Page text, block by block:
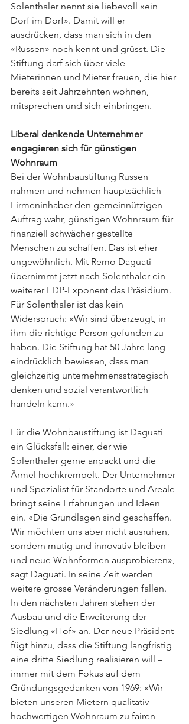
Solenthaler nennt sie liebevoll «ein
Dorf im Dorf». Damit will er
ausdrücken, dass man sich in den
«Russen» noch kennt und grüsst. Die
Stiftung darf sich über viele
Mieterinnen und Mieter freuen, die hier
bereits seit Jahrzehnten wohnen,
mitsprechen und sich einbringen.
Liberal denkende Unternehmer
engagieren sich für günstigen
Wohnraum
Bei der Wohnbaustiftung Russen
nahmen und nehmen hauptsächlich
Firmeninhaber den gemeinnützigen
Auftrag wahr, günstigen Wohnraum für
finanziell schwächer gestellte
Menschen zu schaffen. Das ist eher
ungewöhnlich. Mit Remo Daguati
übernimmt jetzt nach Solenthaler ein
weiterer FDP-Exponent das Präsidium.
Für Solenthaler ist das kein
Widerspruch: «Wir sind überzeugt, in
ihm die richtige Person gefunden zu
haben. Die Stiftung hat 50 Jahre lang
eindrücklich bewiesen, dass man
gleichzeitig unternehmensstrategisch
denken und sozial verantwortlich
handeln kann.»
Für die Wohnbaustiftung ist Daguati
ein Glücksfall: einer, der wie
Solenthaler gerne anpackt und die
Ärmel hochkrempelt. Der Unternehmer
und Spezialist für Standorte und Areale
bringt seine Erfahrungen und Ideen
ein. «Die Grundlagen sind geschaffen.
Wir möchten uns aber nicht ausruhen,
sondern mutig und innovativ bleiben
und neue Wohnformen ausprobieren»,
sagt Daguati. In seine Zeit werden
weitere grosse Veränderungen fallen.
In den nächsten Jahren stehen der
Ausbau und die Erweiterung der
Siedlung «Hof» an. Der neue Präsident
fügt hinzu, dass die Stiftung langfristig
eine dritte Siedlung realisieren will –
immer mit dem Fokus auf dem
Gründungsgedanken von 1969: «Wir
bieten unseren Mietern qualitativ
hochwertigen Wohnraum zu fairen